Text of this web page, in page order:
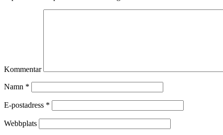
Kommentar
Namn *
E-postadress *
Webbplats